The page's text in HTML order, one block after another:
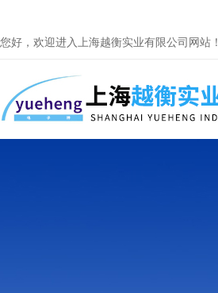
您好，欢迎进入上海越衡实业有限公司网站！